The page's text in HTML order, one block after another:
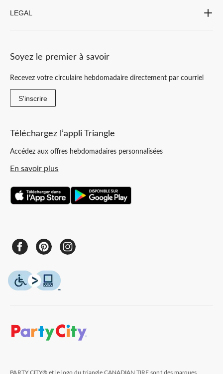
LEGAL
Soyez le premier à savoir
Recevez votre circulaire hebdomadaire directement par courriel
S'inscrire
Téléchargez l’appli Triangle
Accédez aux offres hebdomadaires personnalisées
En savoir plus
PARTY CITY® et le logo du triangle CANADIAN TIRE sont des marques